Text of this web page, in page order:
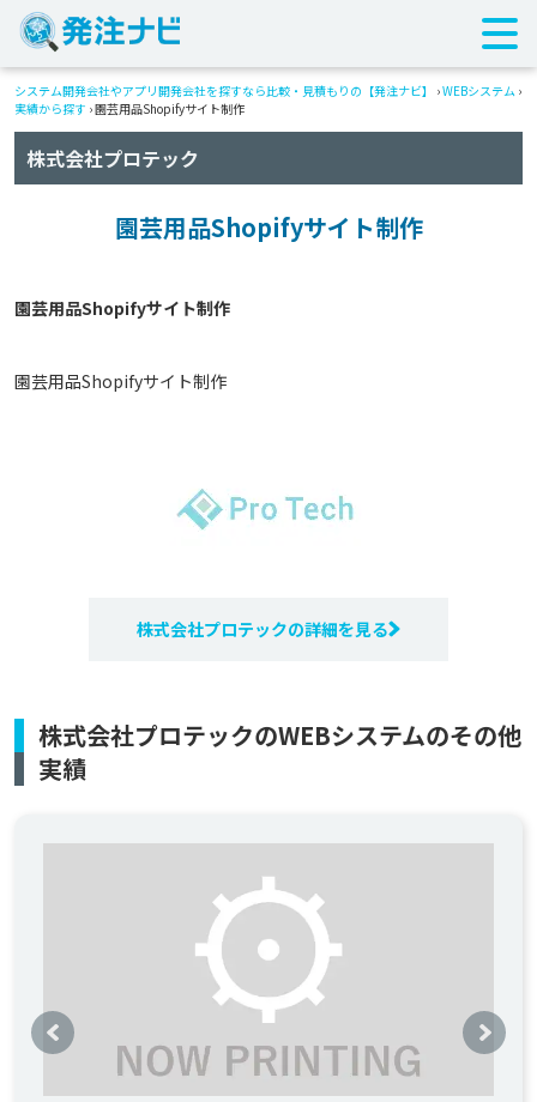
システム開発会社やアプリ開発会社を探すなら比較・見積もりの【発注ナビ】 ›WEBシステム ›
実績から探す ›園芸用品Shopifyサイト制作
株式会社プロテック
園芸用品Shopifyサイト制作
園芸用品Shopifyサイト制作
株式会社プロテックの詳細を見る
株式会社プロテックのWEBシステムのその他
実績